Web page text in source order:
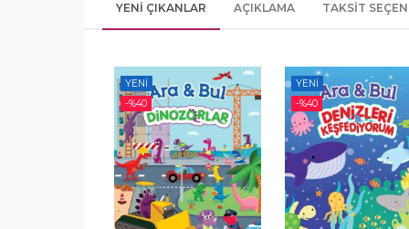
YENI ÇIKANLAR AÇIKLAMA TAKSIT
YENI
-%40
YENI
-%40